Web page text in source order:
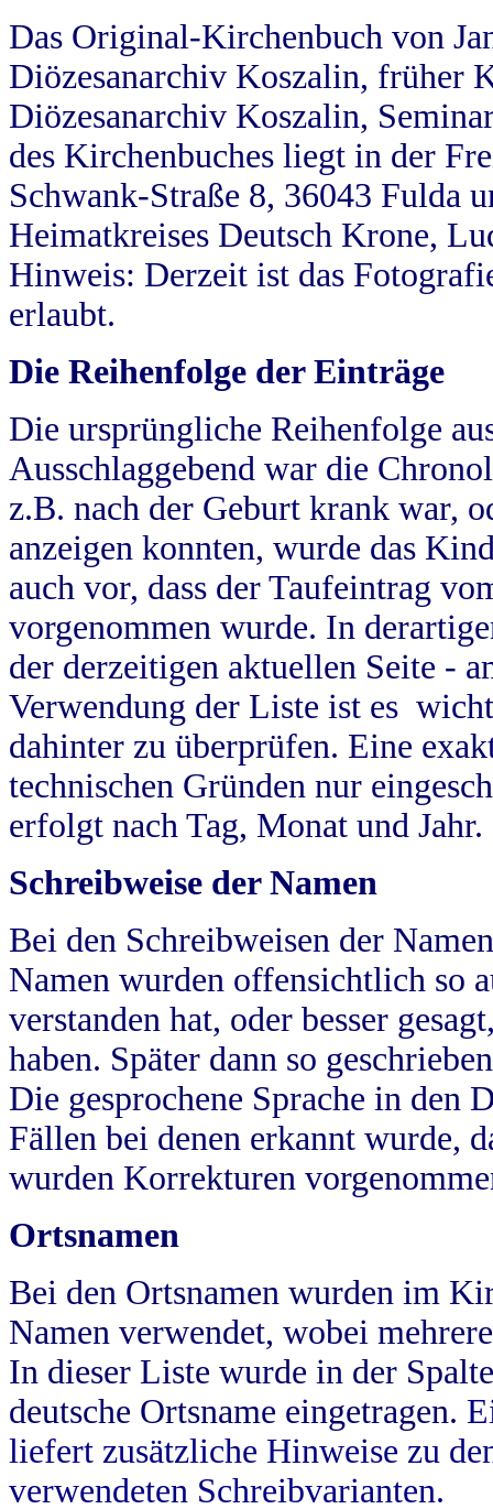
Das Original-Kirchenbuch von
Diözesanarchiv Koszalin, früher
Diözesanarchiv Koszalin,
des Kirchenbuches liegt in der
Schwank-Straße 8, 36043 Fulda
Heimatkreises Deutsch Krone,
Hinweis: Derzeit ist das
erlaubt.
Die Reihenfolge der Einträge
Die ursprüngliche Reihenfolge
Ausschlaggebend war die
z.B. nach der Geburt krank war,
anzeigen konnten, wurde das
auch vor, dass der Taufeintrag
vorgenommen wurde. In
der derzeitigen aktuellen Seite -
Verwendung der Liste ist es
dahinter zu überprüfen. Eine
technischen Gründen nur
erfolgt nach Tag, Monat und Jahr.
Schreibweise der Namen
Bei den Schreibweisen der
Namen wurden offensichtlich so
verstanden hat, oder besser
haben. Später dann so
Die gesprochene Sprache in
Fällen bei denen erkannt wurde,
wurden Korrekturen
Ortsnamen
Bei den Ortsnamen wurden im
Namen verwendet, wobei
In dieser Liste wurde in der
deutsche Ortsname eingetragen.
liefert zusätzliche Hinweise zu
verwendeten Schreibvarianten.